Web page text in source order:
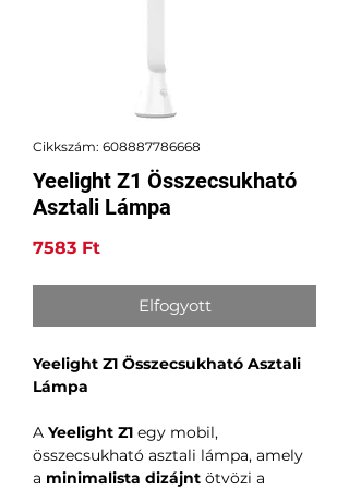
Cikkszám: 608887786668
Yeelight Z1 Összecsukható
Asztali Lámpa
7583 FtÁr
Elfogyott
Yeelight Z1 Összecsukható Asztali
Lámpa
A Yeelight Z1 egy mobil,
összecsukható asztali lámpa, amely
a minimalista dizájnt ötvözi a